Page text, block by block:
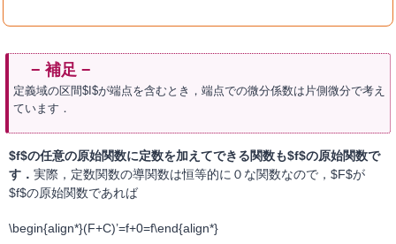
定義域の区間$I$が端点を含むとき，端点での微分係数は片側微分で考え
ています．
$f$の任意の原始関数に定数を加えてできる関数も$f$の原始関数で
す． 実際，定数関数の導関数は恒等的に０な関数なので，$F$が
$f$の原始関数であれば
\begin{align*}(F+C)’=f+0=f\end{align*}